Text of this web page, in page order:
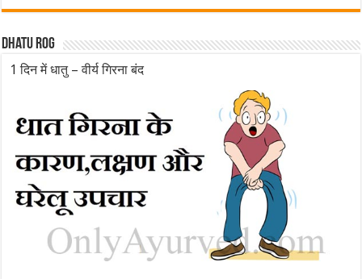
Dhatu rog
1 दिन में धातु – वीर्य गिरना बंद